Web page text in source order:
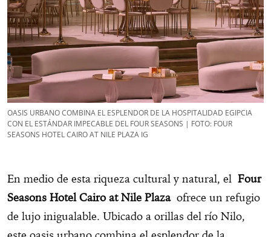
OASIS URBANO COMBINA EL ESPLENDOR DE LA HOSPITALIDAD EGIPCIA
CON EL ESTÁNDAR IMPECABLE DEL FOUR SEASONS | FOTO: FOUR
SEASONS HOTEL CAIRO AT NILE PLAZA IG
En medio de esta riqueza cultural y natural, el Four
Seasons Hotel Cairo at Nile Plazaofrece un refugio
de lujo inigualable. Ubicado a orillas del río Nilo,